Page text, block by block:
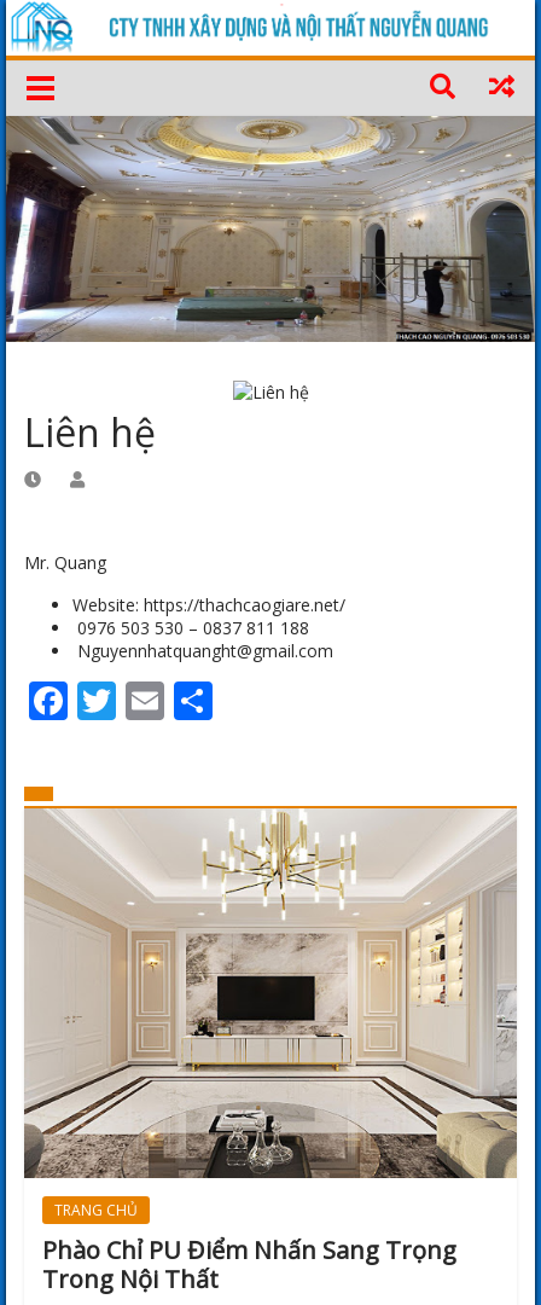
Liên hệ
Mr. Quang
Website: https://thachcaogiare.net/
0976 503 530 – 0837 811 188
Nguyennhatquanght@gmail.com
Facebook
Twitter
Email
TRANG CHỦ
Phào Chỉ PU Điểm Nhấn Sang Trọng
Trong Nội Thất